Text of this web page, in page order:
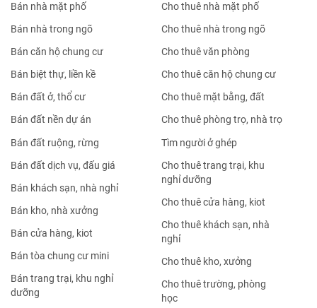
Bán nhà mặt phố
Bán nhà trong ngõ
Bán căn hộ chung cư
Bán biệt thự, liền kề
Bán đất ở, thổ cư
Bán đất nền dự án
Bán đất ruộng, rừng
Bán đất dịch vụ, đấu giá
Bán khách sạn, nhà nghỉ
Bán kho, nhà xưởng
Bán cửa hàng, kiot
Bán tòa chung cư mini
Bán trang trại, khu nghỉ
dưỡng
Cho thuê nhà mặt phố
Cho thuê nhà trong ngõ
Cho thuê văn phòng
Cho thuê căn hộ chung cư
Cho thuê mặt bằng, đất
Cho thuê phòng trọ, nhà trọ
Tìm người ở ghép
Cho thuê trang trại, khu
nghỉ dưỡng
Cho thuê cửa hàng, kiot
Cho thuê khách sạn, nhà
nghỉ
Cho thuê kho, xưởng
Cho thuê trường, phòng
học